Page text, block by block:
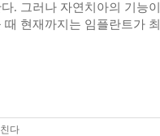
. 그러나 자연치아의 기능
현재까지는 임플란트가
다